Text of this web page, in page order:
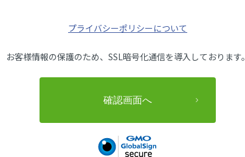
プライバシーポリシーについて
お客様情報の保護のため、SSL暗号化通信を導入しております。